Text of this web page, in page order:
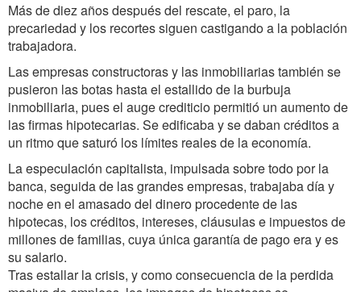
Más de diez años después del rescate, el paro, la
precariedad y los recortes siguen castigando a la población
trabajadora.
Las empresas constructoras y las inmobiliarias también se
pusieron las botas hasta el estallido de la burbuja
inmobiliaria, pues el auge crediticio permitió un aumento de
las firmas hipotecarias. Se edificaba y se daban créditos a
un ritmo que saturó los límites reales de la economía.
La especulación capitalista, impulsada sobre todo por la
banca, seguida de las grandes empresas, trabajaba día y
noche en el amasado del dinero procedente de las
hipotecas, los créditos, intereses, cláusulas e impuestos de
millones de familias, cuya única garantía de pago era y es
su salario.
Tras estallar la crisis, y como consecuencia de la perdida